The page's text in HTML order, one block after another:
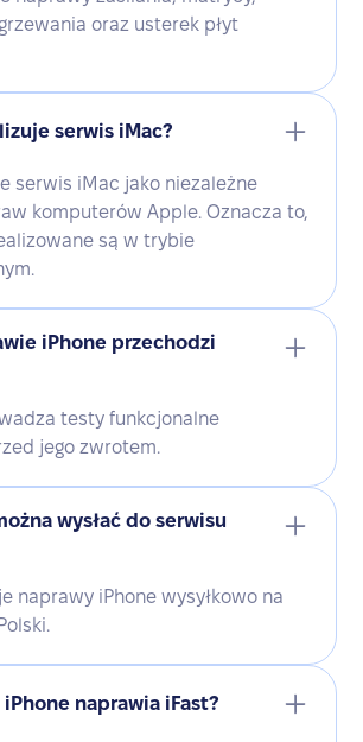
oraz usterek płyt
serwis iMac?
serwis iMac jako niezależne
komputerów Apple. Oznacza to,
są w trybie
iPhone przechodzi
testy funkcjonalne
jego zwrotem.
wysłać do serwisu
naprawy iPhone wysyłkowo na
naprawia iFast?